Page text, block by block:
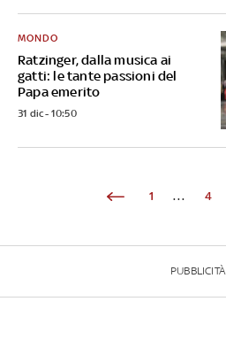
Ratzinger, dalla musica ai
gatti: le tante passioni del
Papa emerito
MONDO
31 dic - 10:50
1 ... 4
PUBBLICITÀ